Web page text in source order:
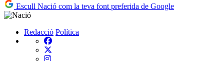
Escull Nació com la teva font preferida de Google
Redacció Política